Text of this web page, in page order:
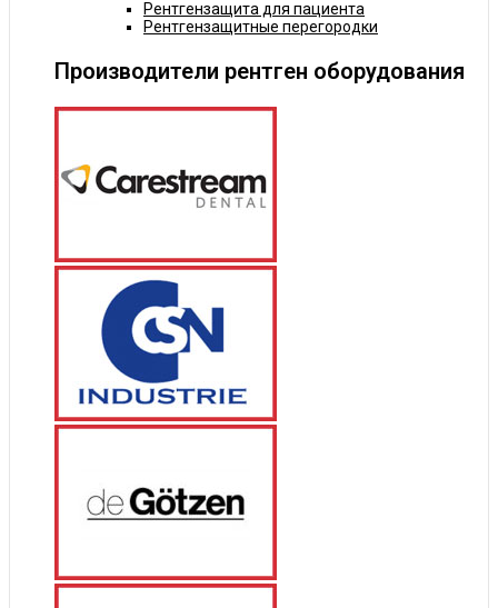
Рентгензащита для пациента
Рентгензащитные перегородки
Производители рентген оборудования